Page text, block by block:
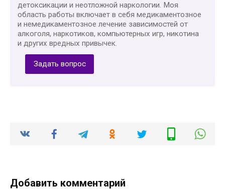
детоксикации и неотложной наркологии. Моя
область работы включает в себя медикаментозное
и немедикаментозное лечение зависимостей от
алкоголя, наркотиков, компьютерных игр, никотина
и других вредных привычек.
Задать вопрос
Добавить комментарий